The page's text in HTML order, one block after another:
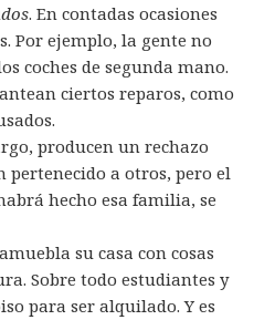
. En contadas ocasiones
Por ejemplo, la gente no
coches de segunda mano.
ciertos reparos, como
producen un rechazo
pertenecido a otros, pero el
hecho esa familia, se
su casa con cosas
Sobre todo estudiantes y
para ser alquilado. Y es